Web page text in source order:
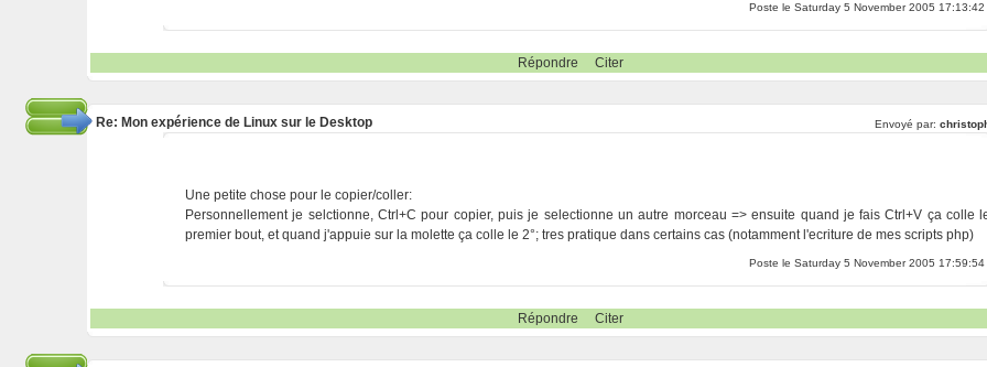
Poste le Saturday 5 November 2005 17:13:42
Répondre Citer
Re: Mon expérience de Linux sur le Desktop Envoyé par:
Une petite chose pour le copier/coller:
Personnellement je selctionne, Ctrl+C pour copier, puis je selectionne un autre morceau => ensuite quand je fais Ctrl+V ça colle
premier bout, et quand j'appuie sur la molette ça colle le 2°; tres pratique dans certains cas (notamment l'ecriture de mes scripts php)
Poste le Saturday 5 November 2005 17:59:54
Répondre Citer